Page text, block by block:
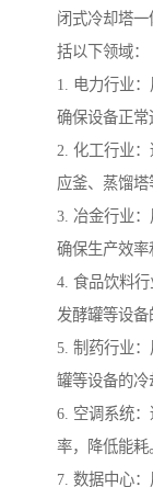
闭式冷却塔
括以下领域：
1. 电力行业
确保设备正常
2. 化工行业
应釜、蒸馏塔
3. 冶金行业：
确保生产效率
4. 食品饮料行
发酵罐等设备
5. 制药行业
罐等设备的冷
6. 空调系统
率，降低能耗
7. 数据中心